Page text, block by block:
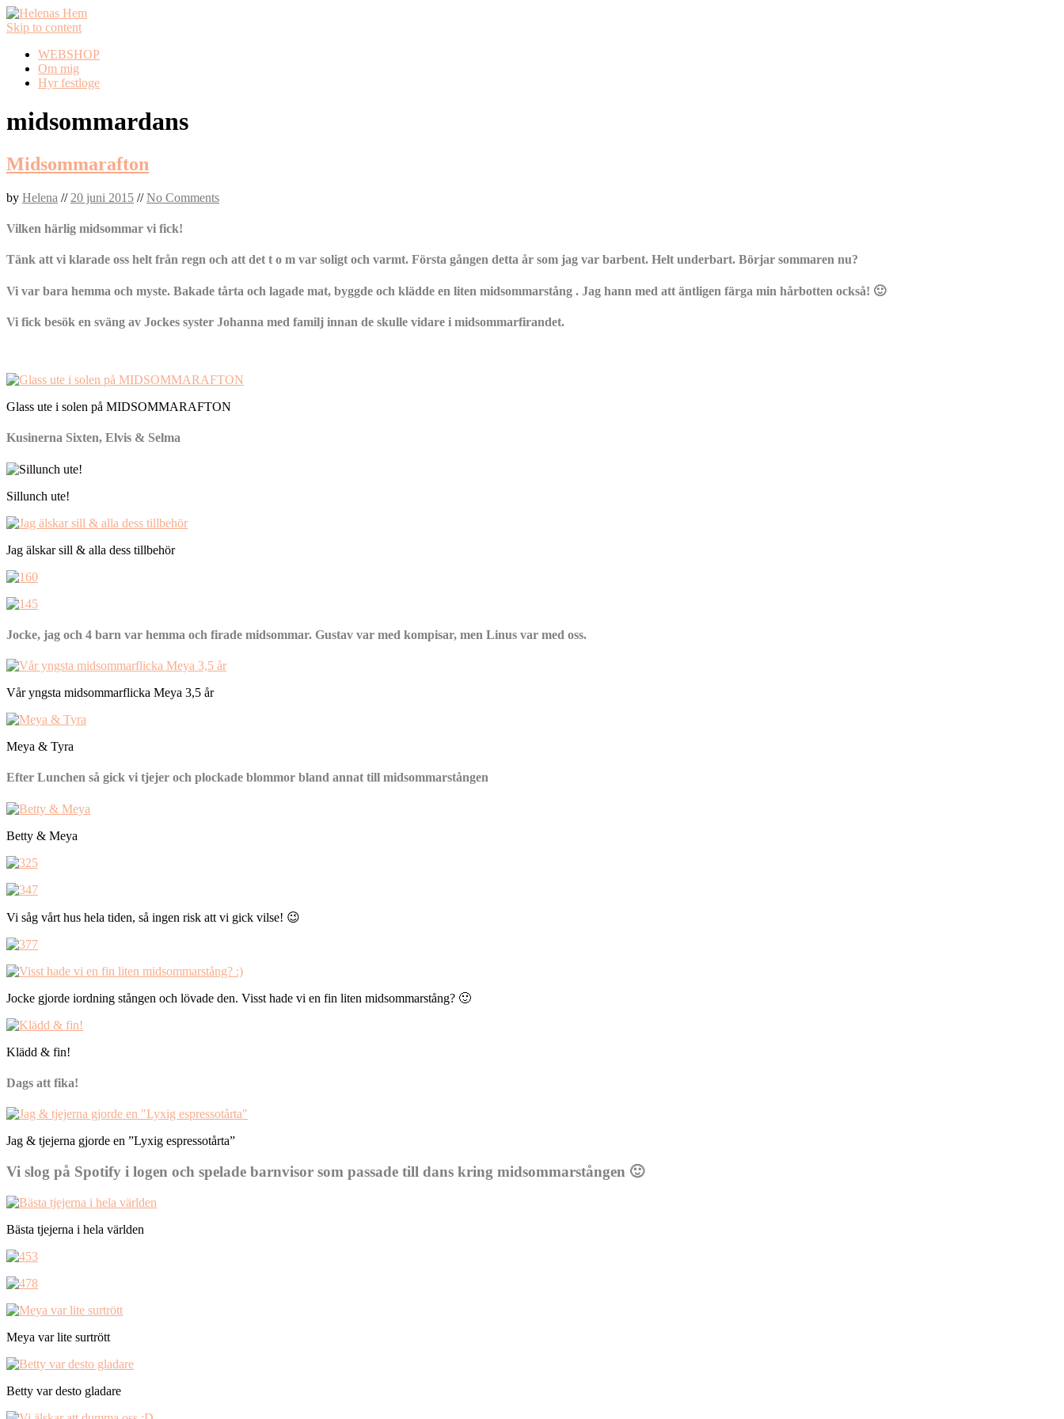
Skip to content
WEBSHOP
Om mig
Hyr festloge
midsommardans
Midsommarafton
by Helena // 20 juni 2015 //No Comments
Vilken härlig midsommar vi fick!
Tänk att vi klarade oss helt från regn och att det t o m var soligt och varmt. Första gången detta år som jag var barbent. Helt underbart. Börjar sommaren nu?
Vi var bara hemma och myste. Bakade tårta och lagade mat, byggde och klädde en liten midsommarstång . Jag hann med att äntligen färga min hårbotten också! 🙂
Vi fick besök en sväng av Jockes syster Johanna med familj innan de skulle vidare i midsommarfirandet.
Glass ute i solen på MIDSOMMARAFTON
Kusinerna Sixten, Elvis & Selma
Sillunch ute!
Jag älskar sill & alla dess tillbehör
Jocke, jag och 4 barn var hemma och firade midsommar. Gustav var med kompisar, men Linus var med oss.
Vår yngsta midsommarflicka Meya 3,5 år
Meya & Tyra
Efter Lunchen så gick vi tjejer och plockade blommor bland annat till midsommarstången
Betty & Meya
Vi såg vårt hus hela tiden, så ingen risk att vi gick vilse! 😉
Jocke gjorde iordning stången och lövade den. Visst hade vi en fin liten midsommarstång? 🙂
Klädd & fin!
Dags att fika!
Jag & tjejerna gjorde en ”Lyxig espressotårta”
Vi slog på Spotify i logen och spelade barnvisor som passade till dans kring midsommarstången 🙂
Bästa tjejerna i hela världen
Meya var lite surtrött
Betty var desto gladare